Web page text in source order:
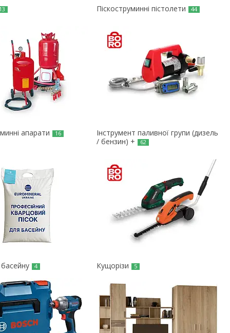
Піскоструминні пістолети 44
апарати 16
Інструмент паливної групи (дизель
/ бензин) +
62
4 Кущорізи 5